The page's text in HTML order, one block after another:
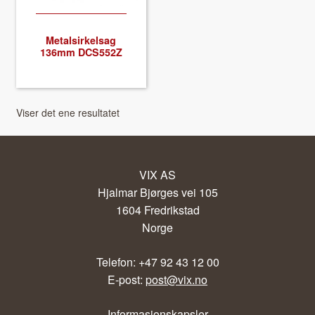
About VIX
Met­al­sirkel­sag
136mm DCS552Z
Viser det ene resultatet
VIX AS
Hjalmar Bjørges vei 105
1604 Fredrikstad
Norge
Telefon: +47 92 43 12 00
E-post: post@vix.no